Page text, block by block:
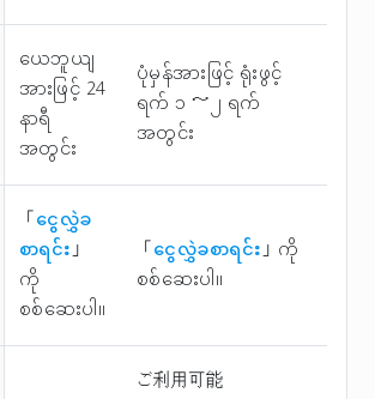
ယေဘူယျ
အားဖြင့် 24
နာရီ
အတွင်း
ပုံမှန်အားဖြင့် ရုံးဖွင့်
ရက် ၁ ～၂ ရက်
အတွင်း
「ငွေလွှဲခ
စာရင်း」
ကို
စစ်ဆေးပါ။
「ငွေလွှဲခစာရင်း」ကို
စစ်ဆေးပါ။
ご利用可能